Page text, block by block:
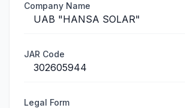
Company Name
UAB "HANSA SOLAR"
JAR Code
302605944
Legal Form